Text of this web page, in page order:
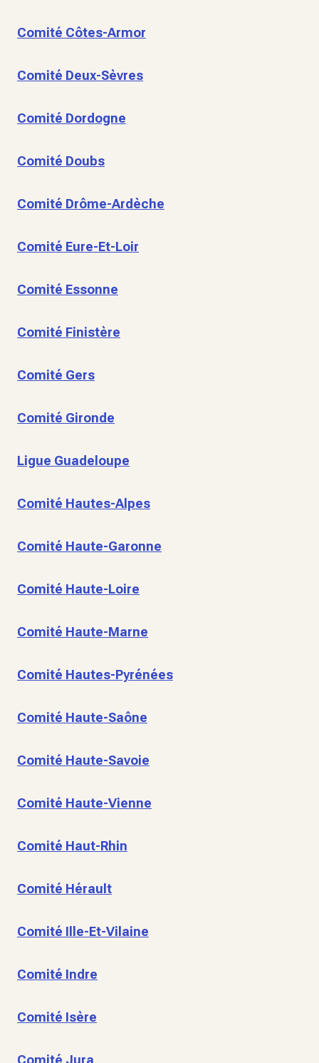
Comité Côtes-Armor
Comité Deux-Sèvres
Comité Dordogne
Comité Doubs
Comité Drôme-Ardèche
Comité Eure-Et-Loir
Comité Essonne
Comité Finistère
Comité Gers
Comité Gironde
Ligue Guadeloupe
Comité Hautes-Alpes
Comité Haute-Garonne
Comité Haute-Loire
Comité Haute-Marne
Comité Hautes-Pyrénées
Comité Haute-Saône
Comité Haute-Savoie
Comité Haute-Vienne
Comité Haut-Rhin
Comité Hérault
Comité Ille-Et-Vilaine
Comité Indre
Comité Isère
Comité Jura